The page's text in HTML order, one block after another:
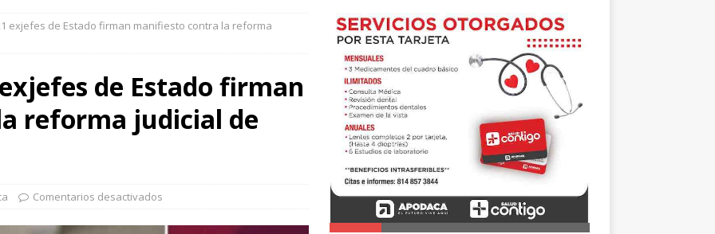
Pix, el sistema brasileño de pagos que Trump ve como una
primer gobierno izquierdista de Colombia con logros sociales
NACIONAL
EEUU importaciones de aguacate mexicano
exjefes de Estado firman manifiesto contra la reforma
de Estado firman
reforma judicial de
Comentarios desactivados